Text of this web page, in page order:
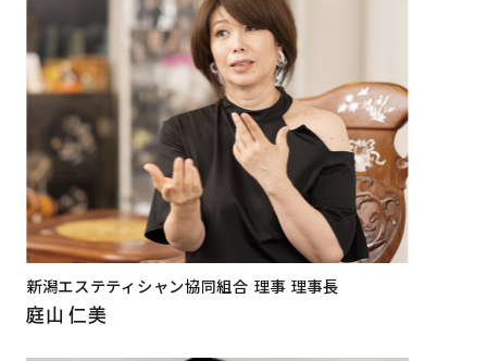
新潟エステティシャン協同組合 理事 理事長
庭山 仁美